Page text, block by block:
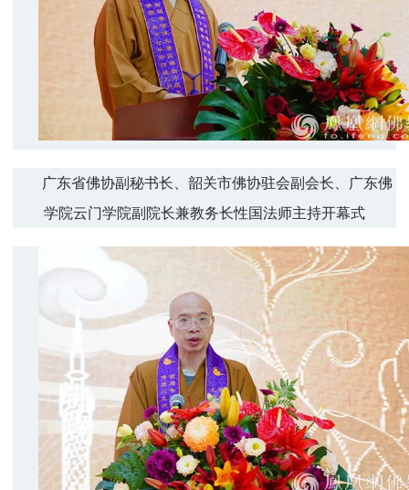
广东省佛协副秘书长、韶关市佛协驻会副会长、广东佛
学院云门学院副院长兼教务长性国法师主持开幕式